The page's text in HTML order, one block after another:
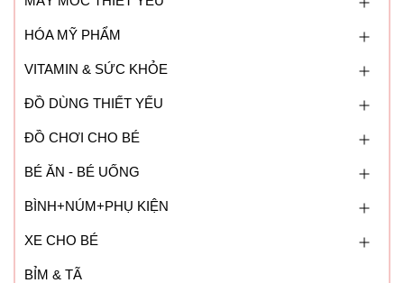
HÓA MỸ PHẨM
VITAMIN & SỨC KHỎE
ĐỒ DÙNG THIẾT YẾU
ĐỒ CHƠI CHO BÉ
BÉ ĂN - BÉ UỐNG
BÌNH+NÚM+PHỤ KIỆN
XE CHO BÉ
BỈM & TÃ